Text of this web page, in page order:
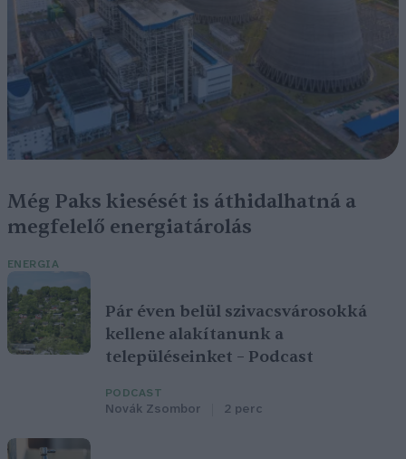
Még Paks kiesését is áthidalhatná a
megfelelő energiatárolás
ENERGIA
Pár éven belül szivacsvárosokká
kellene alakítanunk a
településeinket – Podcast
PODCAST
Novák Zsombor 2 perc